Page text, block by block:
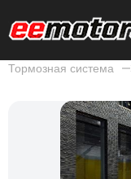
Тормозная система